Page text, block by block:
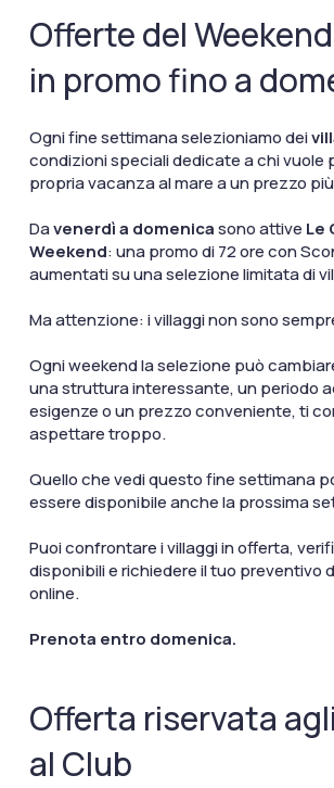
Offerte del
in promo fino a
Ogni fine settimana selezioniamo dei
condizioni speciali dedicate a chi vuole
propria vacanza al mare a un prezzo
Davenerdì a domenicasono attive Le
Weekend: una promo di 72 ore con
aumentati su una selezione limitata di
Ma attenzione: i villaggi non sono
Ogni weekend la selezione può
una struttura interessante, un periodo
esigenze o un prezzo conveniente, ti
aspettare troppo.
Quello che vedi questo fine settimana
essere disponibile anche la prossima
Puoi confrontare i villaggi in offerta,
disponibili e richiedere il tuo preventivo
online.
Prenota entro domenica.
Offerta riservata
al Club